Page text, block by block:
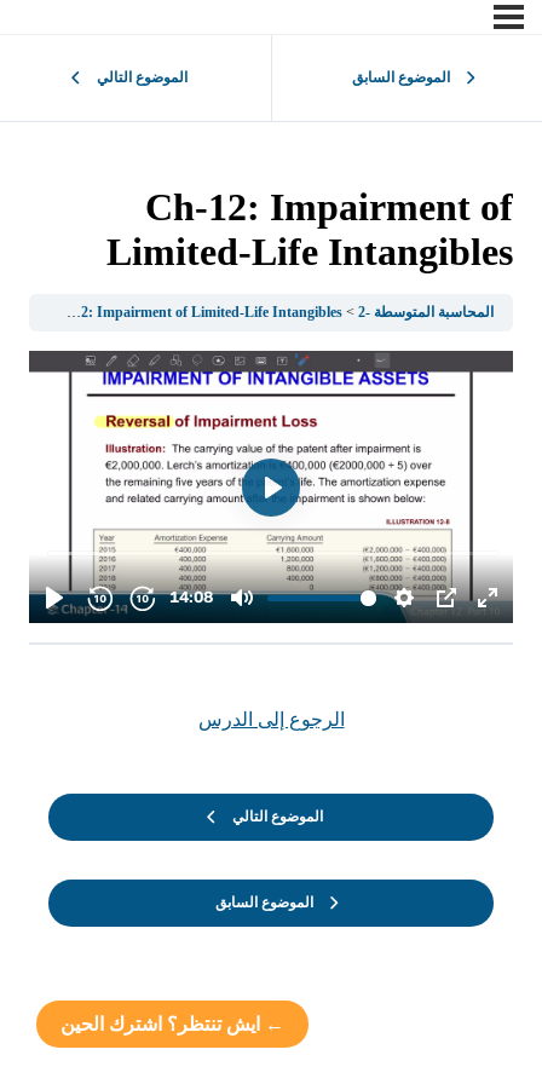
الموضوع السابق الموضوع التالي
Ch-12: Impairment of
Limited-Life Intangibles
المحاسبة المتوسطة -2 Ch-12: Impairment of Limited-Life Intangibles
الموضوع السابق
الرجوع إلى الدرس
الموضوع التالي
← ايش تنتظر؟ اشترك الحين